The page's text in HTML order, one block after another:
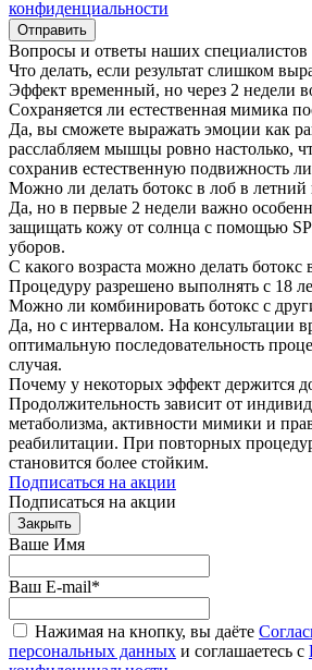
конфиденциальности
Отправить
Вопросы и ответы наших специалистов
Что делать, если результат слишком
Эффект временный, но через 2 недели
Сохраняется ли естественная мимика
Да, вы сможете выражать эмоции как
расслабляем мышцы ровно настолько,
сохранив естественную подвижность
Можно ли делать ботокс в лоб в летний
Да, но в первые 2 недели важно
защищать кожу от солнца с помощью
уборов.
С какого возраста можно делать ботокс
Процедуру разрешено выполнять с 18
Можно ли комбинировать ботокс с
Да, но с интервалом. На консультации
оптимальную последовательность
случая.
Почему у некоторых эффект держится
Продолжительность зависит от
метаболизма, активности мимики и
реабилитации. При повторных
становится более стойким.
Подписаться на акции
Подписаться на акции
Закрыть
Ваше Имя
Ваш E-mail*
Нажимая на кнопку, вы даёте
персональных данных и соглашаетесь с